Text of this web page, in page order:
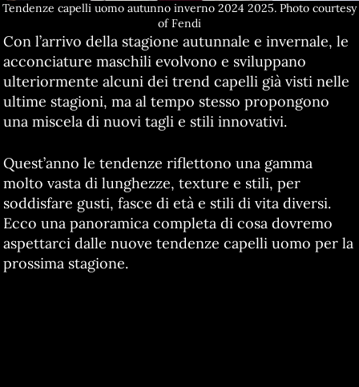
Tendenze capelli uomo autunno inverno 2024 2025. Photo courtesy
of Fendi
Con l’arrivo della stagione autunnale e invernale, le
acconciature maschili evolvono e sviluppano
ulteriormente alcuni dei trend capelli già visti nelle
ultime stagioni, ma al tempo stesso propongono
una miscela di nuovi tagli e stili innovativi.
Quest’anno le tendenze riflettono una gamma
molto vasta di lunghezze, texture e stili, per
soddisfare gusti, fasce di età e stili di vita diversi.
Ecco una panoramica completa di cosa dovremo
aspettarci dalle nuove tendenze capelli uomo per la
prossima stagione.